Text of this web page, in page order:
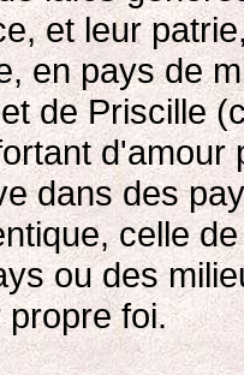
et leur
en pays de
de Priscille
dans des
celle
ou des
foi.